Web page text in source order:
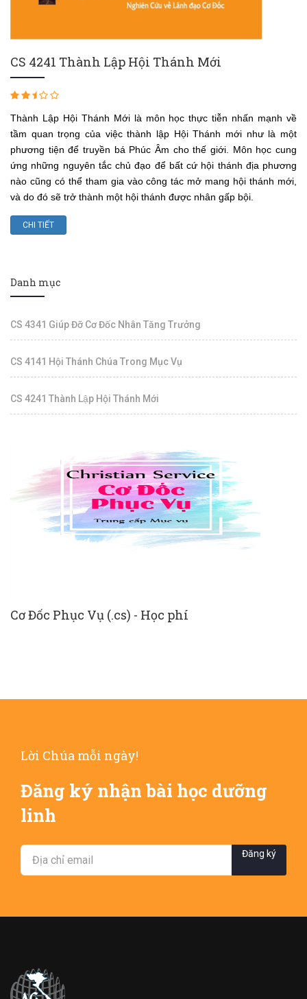
CS 4241 Thành Lập Hội Thánh Mới
Thành Lập Hội Thánh Mới là môn học thực tiễn nhấn mạnh về
tầm quan trọng của việc thành lập Hội Thánh mới như là một
phương tiện để truyền bá Phúc Âm cho thế giới. Môn học cung
ứng những nguyên tắc chủ đạo để bất cứ hội thánh địa phương
nào cũng có thể tham gia vào công tác mở mang hội thánh mới,
và do đó sẽ trở thành một hội thánh được nhân gấp bội.
CHI TIẾT
Danh mục
CS 4341 Giúp Đỡ Cơ Đốc Nhân Tăng Trưởng
CS 4141 Hội Thánh Chúa Trong Mục Vụ
CS 4241 Thành Lập Hội Thánh Mới
Cơ Đốc Phục Vụ (.cs) - Học phí
Lời Chúa mỗi ngày!
Đăng ký nhận bài học dưỡng
linh
Đăng ký